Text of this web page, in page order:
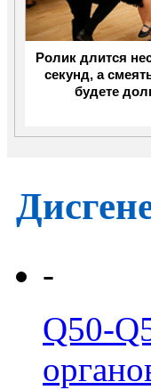
Ролик длится
секунд, а
будете
-
Q50-